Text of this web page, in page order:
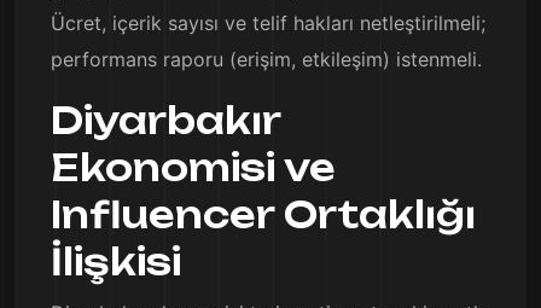
Ücret, içerik sayısı ve telif hakları netleştirilmeli;
performans raporu (erişim, etkileşim) istenmeli.
Diyarbakır
Ekonomisi ve
Influencer Ortaklığı
İlişkisi